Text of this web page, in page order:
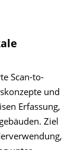
Scan-to-
und
Erfassung,
Ziel